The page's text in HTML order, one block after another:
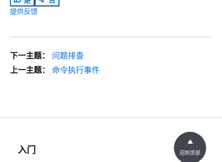
提供反馈
下一主题：
问题排查
上一主题：
命令执行事件
入门 回到顶部